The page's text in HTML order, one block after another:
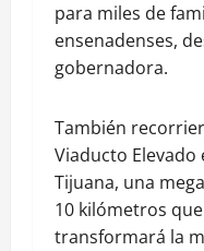
para miles de
ensenadenses,
gobernadora.
También
Viaducto Elevado
Tijuana, una
10 kilómetros que
transformará la